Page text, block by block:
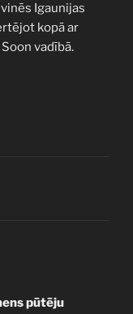
Igaunijas
kopā ar
vadībā.
pūtēju